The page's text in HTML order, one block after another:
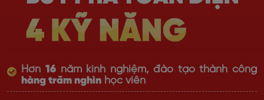
Hơn 16năm kinh nghiệm, đào tạo thành công
hàng trăm nghìn học viên